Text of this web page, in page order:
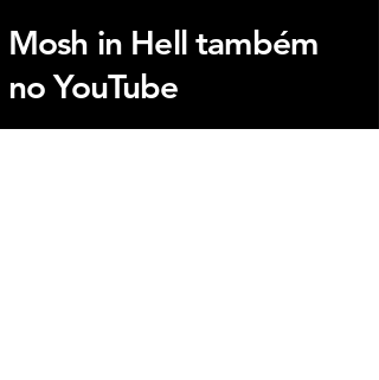
Mosh in Hell também
no YouTube